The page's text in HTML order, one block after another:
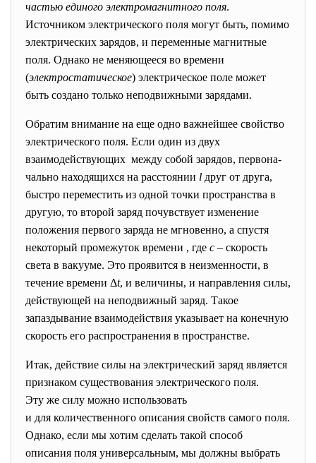
частью единого электромагнитного поля.
Источником электрического поля могут быть, помимо
электрических зарядов, и переменные магнитные
поля. Однако не меняющееся во времени
(электростатическое) электрическое поле может
быть создано только неподвижными зарядами.
Обратим внимание на еще одно важнейшее свойство
электрического поля. Если один из двух
взаимодействующих между собой зарядов, первона-
чально находящихся на расстоянии l друг от друга,
быстро переместить из одной точки пространства в
другую, то второй заряд почувствует изменение
положения первого заряда не мгновенно, а спустя
некоторый промежуток времени , где с – скорость
света в вакууме. Это проявится в неизменности, в
течение времени Δt, и величины, и направления силы,
действующей на неподвижный заряд. Такое
запаздывание взаимодействия указывает на конечную
скорость его распространения в пространстве.
Итак, действие силы на электрический заряд является
признаком существования электрического поля.
Эту же силу можно использовать
и для количественного описания свойств самого поля.
Однако, если мы хотим сделать такой способ
описания поля универсальным, мы должны выбрать